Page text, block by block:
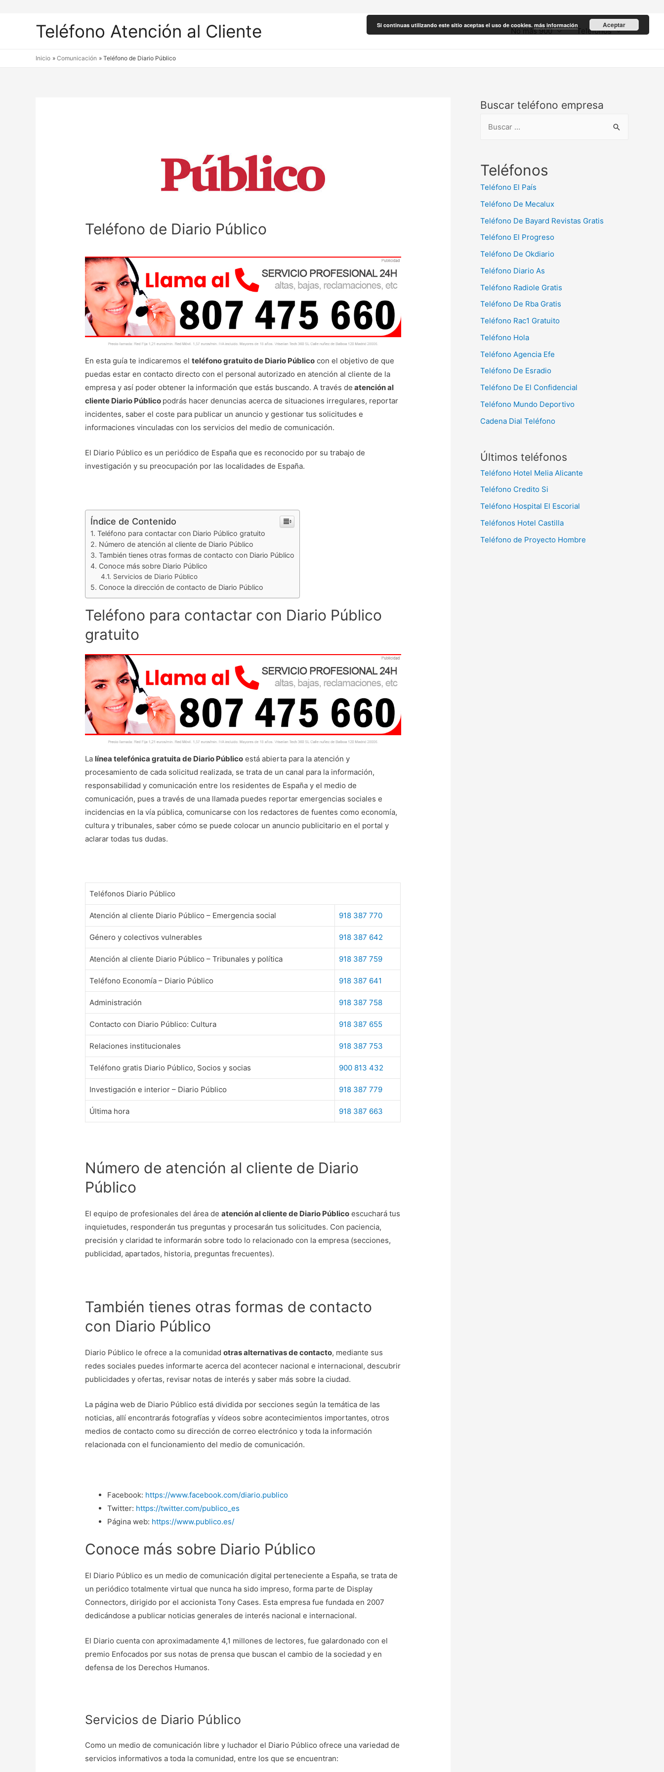
Teléfono Atención al Cliente No más 900 Teléfonos
Inicio Comunicación Teléfono de Diario Público
Teléfono de Diario Público
En esta guía te indicaremos elteléfono gratuito de Diario Público con el objetivo de que
puedas estar en contacto directo con el personal autorizado en atención al cliente de la
empresa y así poder obtener la información que estás buscando. A través de atención al
cliente Diario Público podrás hacer denuncias acerca de situaciones irregulares, reportar
incidentes, saber el coste para publicar un anuncio y gestionar tus solicitudes e
informaciones vinculadas con los servicios del medio de comunicación.
El Diario Público es un periódico de España que es reconocido por su trabajo de
investigación y su preocupación por las localidades de España.
Índice de Contenido
Teléfono para contactar con Diario Público gratuito
Número de atención al cliente de Diario Público
También tienes otras formas de contacto con Diario Público
Conoce más sobre Diario Público
Servicios de Diario Público
Conoce la dirección de contacto de Diario Público
Teléfono para contactar con Diario Público
gratuito
La línea telefónica gratuita de Diario Público está abierta para la atención y
procesamiento de cada solicitud realizada, se trata de un canal para la información,
responsabilidad y comunicación entre los residentes de España y el medio de
comunicación, pues a través de una llamada puedes reportar emergencias sociales e
incidencias en la vía pública, comunicarse con los redactores de fuentes como economía,
cultura y tribunales, saber cómo se puede colocar un anuncio publicitario en el portal y
aclarar todas tus dudas.
Teléfonos Diario Público
Atención al cliente Diario Público – Emergencia social 918 387 770
Género y colectivos vulnerables 918 387 642
Atención al cliente Diario Público – Tribunales y política 918 387 759
Teléfono Economía – Diario Público 918 387 641
Administración 918 387 758
Contacto con Diario Público: Cultura 918 387 655
Relaciones institucionales 918 387 753
Teléfono gratis Diario Público, Socios y socias 900 813 432
Investigación e interior – Diario Público 918 387 779
Última hora 918 387 663
Número de atención al cliente de Diario
Público
El equipo de profesionales del área deatención al cliente de Diario Público escuchará tus
inquietudes, responderán tus preguntas y procesarán tus solicitudes. Con paciencia,
precisión y claridad te informarán sobre todo lo relacionado con la empresa (secciones,
publicidad, apartados, historia, preguntas frecuentes).
También tienes otras formas de contacto
con Diario Público
Diario Público le ofrece a la comunidadotras alternativas de contacto, mediante sus
redes sociales puedes informarte acerca del acontecer nacional e internacional, descubrir
publicidades y ofertas, revisar notas de interés y saber más sobre la ciudad.
La página web de Diario Público está dividida por secciones según la temática de las
noticias, allí encontrarás fotografías y vídeos sobre acontecimientos importantes, otros
medios de contacto como su dirección de correo electrónico y toda la información
relacionada con el funcionamiento del medio de comunicación.
Facebook: https://www.facebook.com/diario.publico
Twitter: https://twitter.com/publico_es
Página web: https://www.publico.es/
Conoce más sobre Diario Público
El Diario Público es un medio de comunicación digital perteneciente a España, se trata de
un periódico totalmente virtual que nunca ha sido impreso, forma parte de Display
Connectors, dirigido por el accionista Tony Cases. Esta empresa fue fundada en 2007
dedicándose a publicar noticias generales de interés nacional e internacional.
El Diario cuenta con aproximadamente 4,1 millones de lectores, fue galardonado con el
premio Enfocados por sus notas de prensa que buscan el cambio de la sociedad y en
defensa de los Derechos Humanos.
Servicios de Diario Público
Como un medio de comunicación libre y luchador el Diario Público ofrece una variedad de
servicios informativos a toda la comunidad, entre los que se encuentran:
Buscar teléfono empresa
c
Teléfonos
Teléfono El País
Teléfono De Mecalux
Teléfono De Bayard Revistas Gratis
Teléfono El Progreso
Teléfono De Okdiario
Teléfono Diario As
Teléfono Radiole Gratis
Teléfono De Rba Gratis
Teléfono Rac1 Gratuito
Teléfono Hola
Teléfono Agencia Efe
Teléfono De Esradio
Teléfono De El Confidencial
Teléfono Mundo Deportivo
Cadena Dial Teléfono
Últimos teléfonos
Teléfono Hotel Melia Alicante
Teléfono Credito Si
Teléfono Hospital El Escorial
Teléfonos Hotel Castilla
Teléfono de Proyecto Hombre
Si continuas utilizando este sitio aceptas el uso de cookies. más información Aceptar